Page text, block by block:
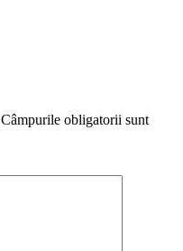
Câmpurile obligatorii sunt